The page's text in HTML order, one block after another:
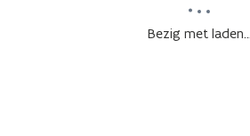
Bezig met laden...